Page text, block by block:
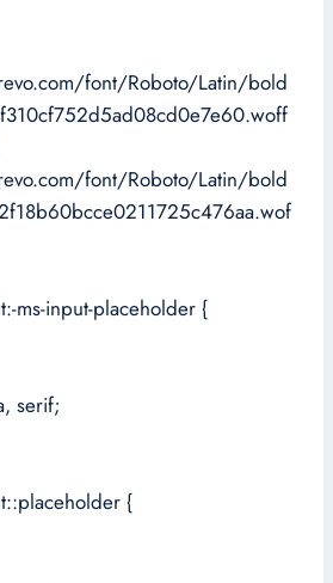
font/Roboto/Latin/bold
font/Roboto/Latin/bold
ms-input-placeholder {
serif;
{